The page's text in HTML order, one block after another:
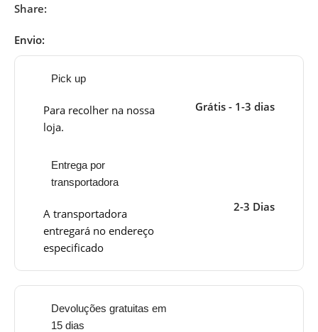
Share:
Envio:
Pick up
Para recolher na nossa
loja.
Grátis - 1-3 dias
Entrega por
transportadora
A transportadora
entregará no endereço
especificado
2-3 Dias
Devoluções gratuitas em
15 dias